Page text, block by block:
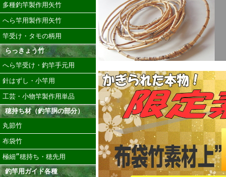
多種釣竿製作用矢竹
へら竿用製作用矢竹
竿受け・タモの柄用
らっきょう竹
へら竿受け・釣竿手元用
針はずし・小竿用
工芸・小物竿製作用単品
穂持ち材（釣竿胴の部分）
丸節竹
布袋竹
極細”穂持ち・穂先用
釣竿用ガイド各種